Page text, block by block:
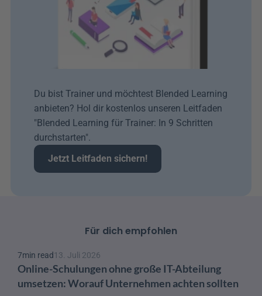
Du bist Trainer und möchtest Blended Learning
anbieten? Hol dir kostenlos unseren Leitfaden
"Blended Learning für Trainer: In 9 Schritten
durchstarten".
Jetzt Leitfaden sichern!
Für dich empfohlen
7min read13. Juli 2026
Online-Schulungen ohne große IT-Abteilung
umsetzen: Worauf Unternehmen achten sollten